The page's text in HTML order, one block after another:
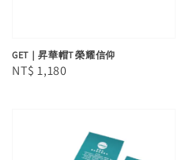
GET｜昇華帽T 榮耀信仰
Regular
NT$ 1,180